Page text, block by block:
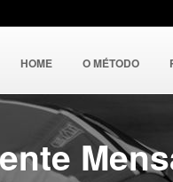
HOME O MÉTODO